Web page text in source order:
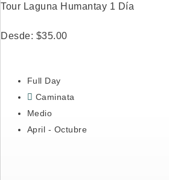
Tour Laguna Humantay 1 Día
Desde: $35.00
Full Day
Caminata
Medio
April - Octubre